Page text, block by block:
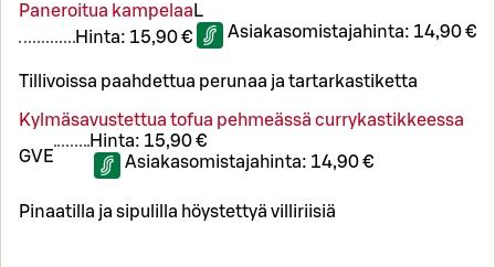
Paneroitua kampelaa L
Hinta: 15,90 € Asiakasomistajahinta: 14,90 €
Tillivoissa paahdettua perunaa ja tartarkastiketta
Kylmäsavustettua tofua pehmeässä currykastikkeessa
GVE
Hinta: 15,90 €
Asiakasomistajahinta: 14,90 €
Pinaatilla ja sipulilla höystettyä villiriisiä